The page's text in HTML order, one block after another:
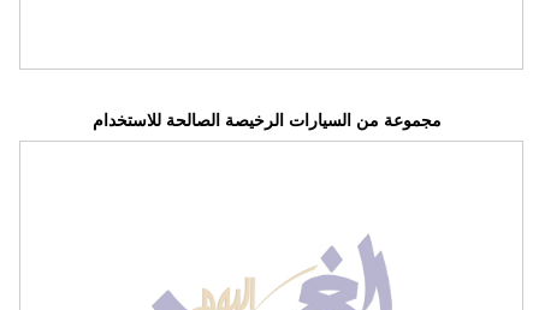
مجموعة من السيارات الرخيصة الصالحة للاستخدام